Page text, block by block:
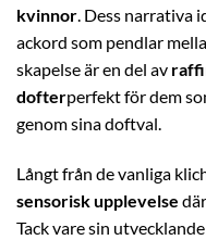
kvinnor. Dess narrativa
ackord som pendlar
skapelse är en del av
dofterperfekt för dem
genom sina doftval.
Långt från de vanliga
sensorisk upplevelse
Tack vare sin